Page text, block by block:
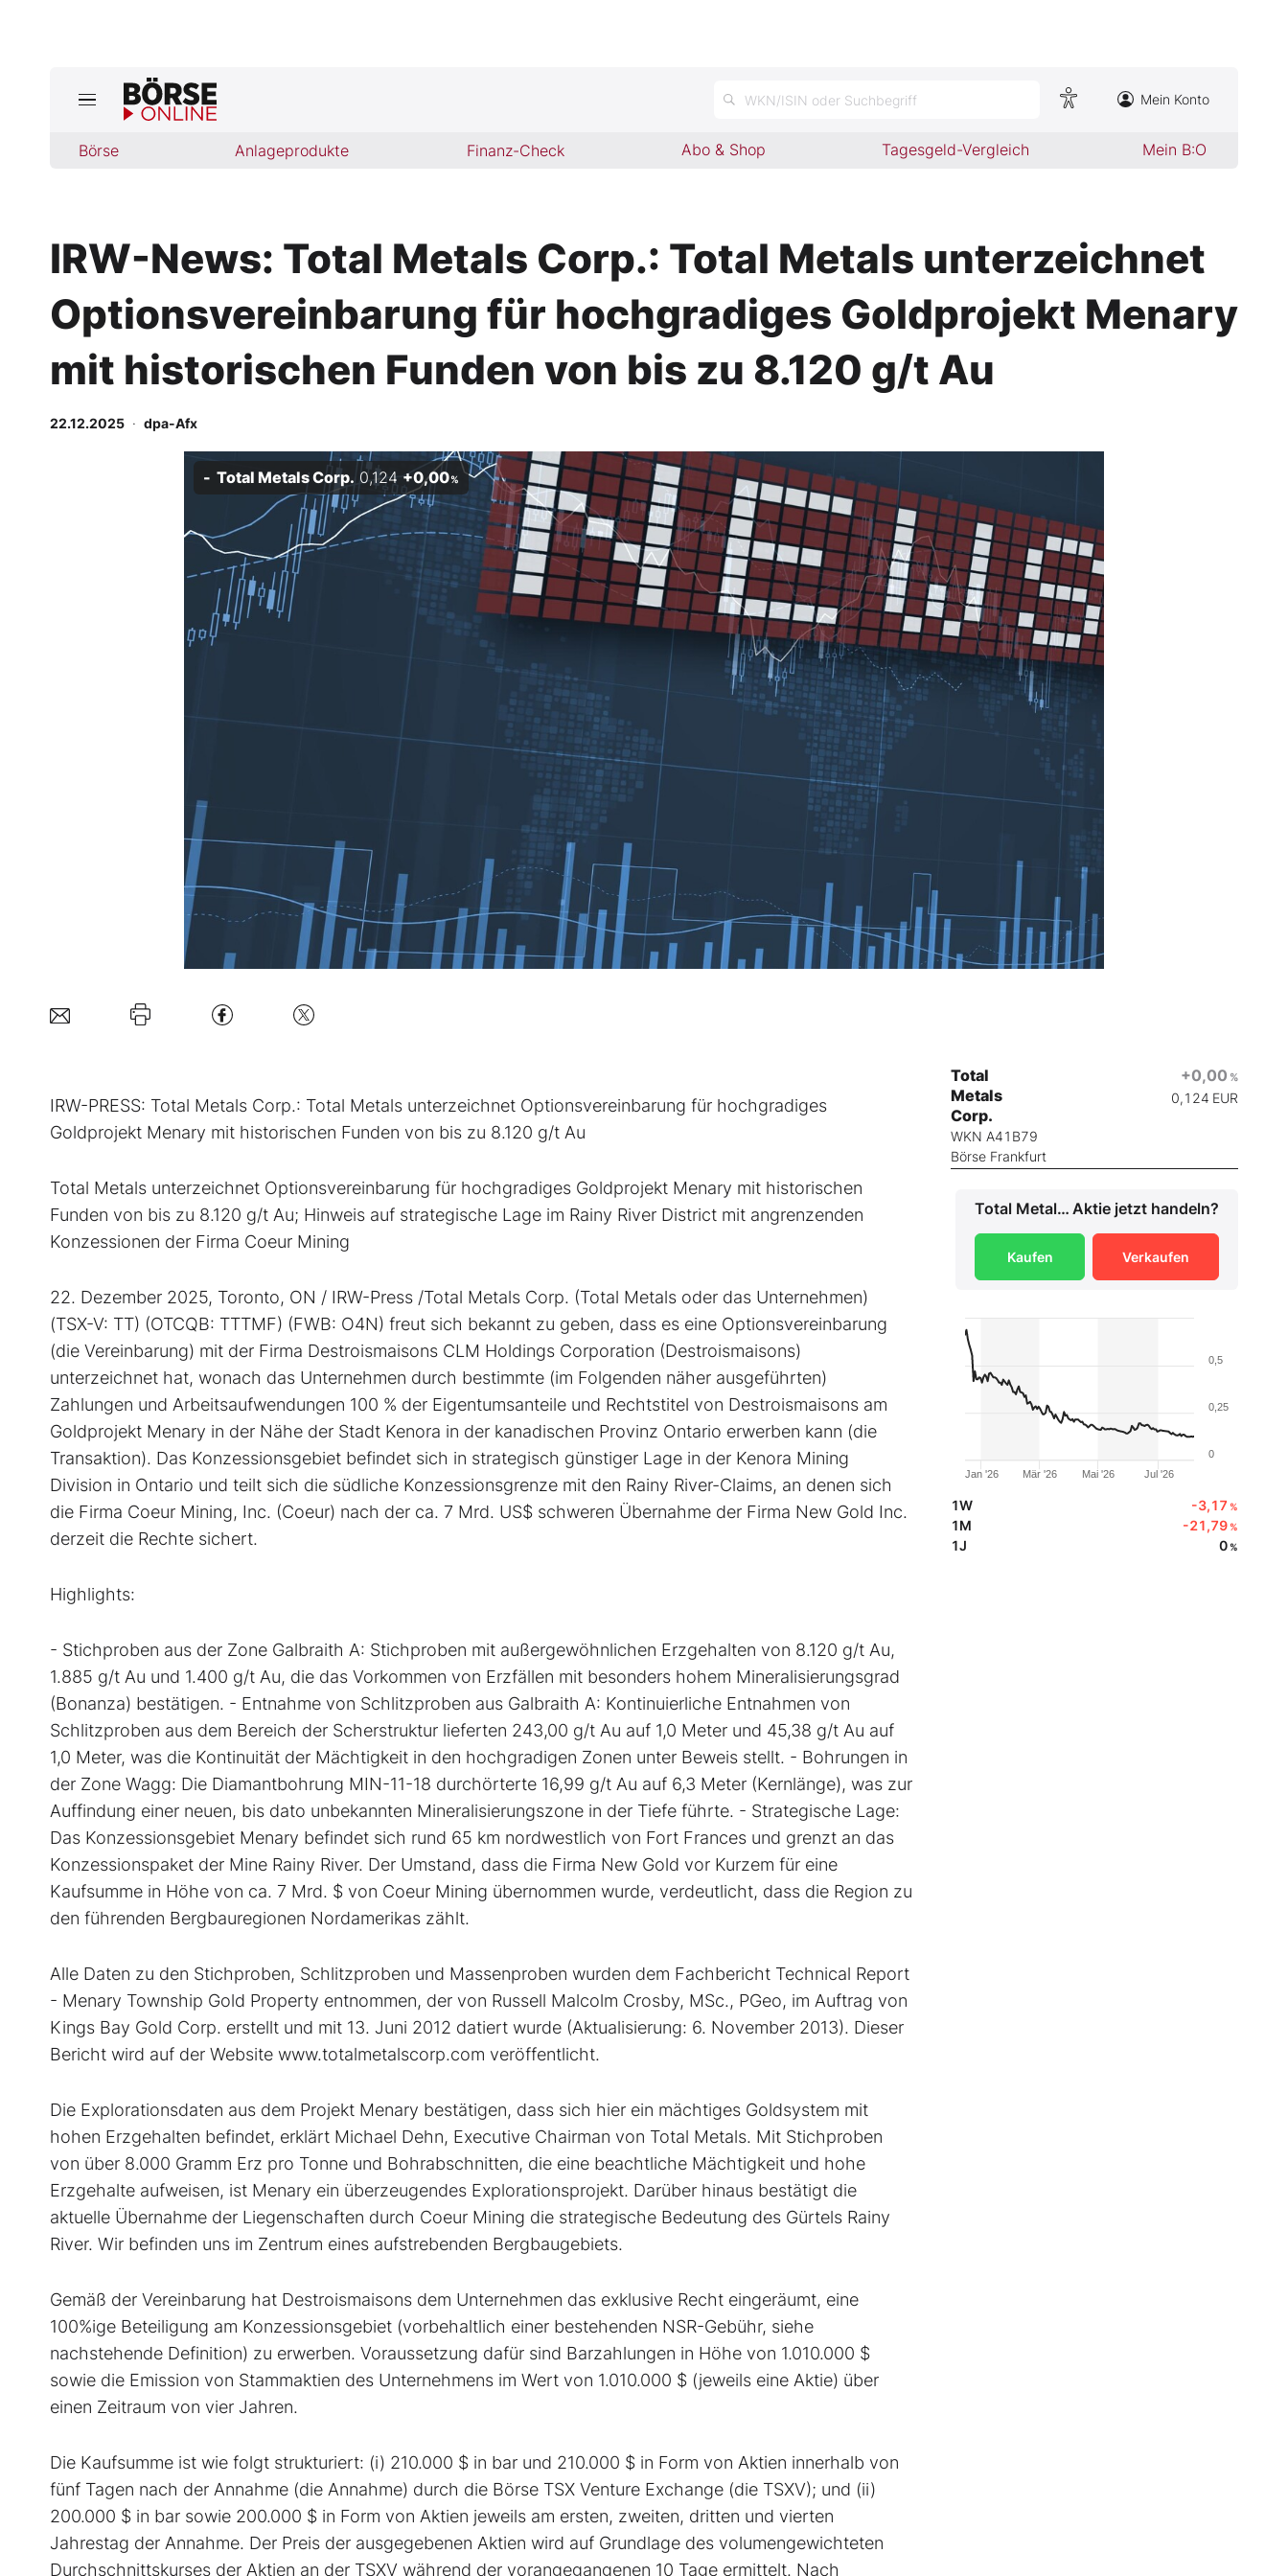
WKN/ISIN oder Suchbegriff Mein Konto
Börse Anlageprodukte Finanz-Check Abo & Shop Tagesgeld-Vergleich Mein B:O
Jetzt aktuelle Ausgabe BÖRSE ONLINE lesen
Anlageprodukte
Finanz-Check
Abo & Shop
Experten
Mein Konto
Folgen Sie uns
IRW-News: Total Metals Corp.: Total Metals unterzeichnet
Optionsvereinbarung für hochgradiges Goldprojekt Menary
mit historischen Funden von bis zu 8.120 g/t Au
22.12.2025 · dpa-Afx
Total Metals Corp. 0,124 +0,00%
IRW-PRESS: Total Metals Corp.: Total Metals unterzeichnet Optionsvereinbarung für hochgradiges
Goldprojekt Menary mit historischen Funden von bis zu 8.120 g/t Au
Total Metals unterzeichnet Optionsvereinbarung für hochgradiges Goldprojekt Menary mit historischen
Funden von bis zu 8.120 g/t Au; Hinweis auf strategische Lage im Rainy River District mit angrenzenden
Konzessionen der Firma Coeur Mining
22. Dezember 2025, Toronto, ON / IRW-Press /Total Metals Corp. (Total Metals oder das Unternehmen)
(TSX-V: TT) (OTCQB: TTTMF) (FWB: O4N) freut sich bekannt zu geben, dass es eine Optionsvereinbarung
(die Vereinbarung) mit der Firma Destroismaisons CLM Holdings Corporation (Destroismaisons)
unterzeichnet hat, wonach das Unternehmen durch bestimmte (im Folgenden näher ausgeführten)
Zahlungen und Arbeitsaufwendungen 100 % der Eigentumsanteile und Rechtstitel von Destroismaisons am
Goldprojekt Menary in der Nähe der Stadt Kenora in der kanadischen Provinz Ontario erwerben kann (die
Transaktion). Das Konzessionsgebiet befindet sich in strategisch günstiger Lage in der Kenora Mining
Division in Ontario und teilt sich die südliche Konzessionsgrenze mit den Rainy River-Claims, an denen sich
die Firma Coeur Mining, Inc. (Coeur) nach der ca. 7 Mrd. US$ schweren Übernahme der Firma New Gold Inc.
derzeit die Rechte sichert.
Highlights:
- Stichproben aus der Zone Galbraith A: Stichproben mit außergewöhnlichen Erzgehalten von 8.120 g/t Au,
1.885 g/t Au und 1.400 g/t Au, die das Vorkommen von Erzfällen mit besonders hohem Mineralisierungsgrad
(Bonanza) bestätigen. - Entnahme von Schlitzproben aus Galbraith A: Kontinuierliche Entnahmen von
Schlitzproben aus dem Bereich der Scherstruktur lieferten 243,00 g/t Au auf 1,0 Meter und 45,38 g/t Au auf
1,0 Meter, was die Kontinuität der Mächtigkeit in den hochgradigen Zonen unter Beweis stellt. - Bohrungen in
der Zone Wagg: Die Diamantbohrung MIN-11-18 durchörterte 16,99 g/t Au auf 6,3 Meter (Kernlänge), was zur
Auffindung einer neuen, bis dato unbekannten Mineralisierungszone in der Tiefe führte. - Strategische Lage:
Das Konzessionsgebiet Menary befindet sich rund 65 km nordwestlich von Fort Frances und grenzt an das
Konzessionspaket der Mine Rainy River. Der Umstand, dass die Firma New Gold vor Kurzem für eine
Kaufsumme in Höhe von ca. 7 Mrd. $ von Coeur Mining übernommen wurde, verdeutlicht, dass die Region zu
den führenden Bergbauregionen Nordamerikas zählt.
Alle Daten zu den Stichproben, Schlitzproben und Massenproben wurden dem Fachbericht Technical Report
- Menary Township Gold Property entnommen, der von Russell Malcolm Crosby, MSc., PGeo, im Auftrag von
Kings Bay Gold Corp. erstellt und mit 13. Juni 2012 datiert wurde (Aktualisierung: 6. November 2013). Dieser
Bericht wird auf der Website www.totalmetalscorp.com veröffentlicht.
Die Explorationsdaten aus dem Projekt Menary bestätigen, dass sich hier ein mächtiges Goldsystem mit
hohen Erzgehalten befindet, erklärt Michael Dehn, Executive Chairman von Total Metals. Mit Stichproben
von über 8.000 Gramm Erz pro Tonne und Bohrabschnitten, die eine beachtliche Mächtigkeit und hohe
Erzgehalte aufweisen, ist Menary ein überzeugendes Explorationsprojekt. Darüber hinaus bestätigt die
aktuelle Übernahme der Liegenschaften durch Coeur Mining die strategische Bedeutung des Gürtels Rainy
River. Wir befinden uns im Zentrum eines aufstrebenden Bergbaugebiets.
Gemäß der Vereinbarung hat Destroismaisons dem Unternehmen das exklusive Recht eingeräumt, eine
100%ige Beteiligung am Konzessionsgebiet (vorbehaltlich einer bestehenden NSR-Gebühr, siehe
nachstehende Definition) zu erwerben. Voraussetzung dafür sind Barzahlungen in Höhe von 1.010.000 $
sowie die Emission von Stammaktien des Unternehmens im Wert von 1.010.000 $ (jeweils eine Aktie) über
einen Zeitraum von vier Jahren.
Die Kaufsumme ist wie folgt strukturiert: (i) 210.000 $ in bar und 210.000 $ in Form von Aktien innerhalb von
fünf Tagen nach der Annahme (die Annahme) durch die Börse TSX Venture Exchange (die TSXV); und (ii)
200.000 $ in bar sowie 200.000 $ in Form von Aktien jeweils am ersten, zweiten, dritten und vierten
Jahrestag der Annahme. Der Preis der ausgegebenen Aktien wird auf Grundlage des volumengewichteten
Durchschnittskurses der Aktien an der TSXV während der vorangegangenen 10 Tage ermittelt. Nach
Total
Metals
Corp.
WKN A41B79
Börse Frankfurt
+0,00 %
0,124 EUR
Total Metals Corp. Aktie jetzt handeln?
Kaufen Verkaufen
Jan '26 Mär '26 Mai '26 Jul '26
0
0,25
0,5
1W -3,17 %
1M -21,79%
1J 0%